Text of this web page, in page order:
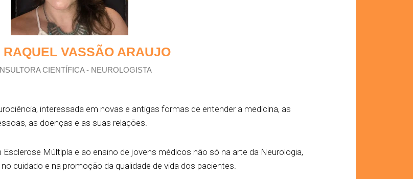
RAQUEL VASSÃO ARAUJO
CIENTÍFICA - NEUROLOGISTA
interessada em novas e antigas formas de entender a medicina, as
as doenças e as suas relações.
Múltipla e ao ensino de jovens médicos não só na arte da Neurologia,
cuidado e na promoção da qualidade de vida dos pacientes.